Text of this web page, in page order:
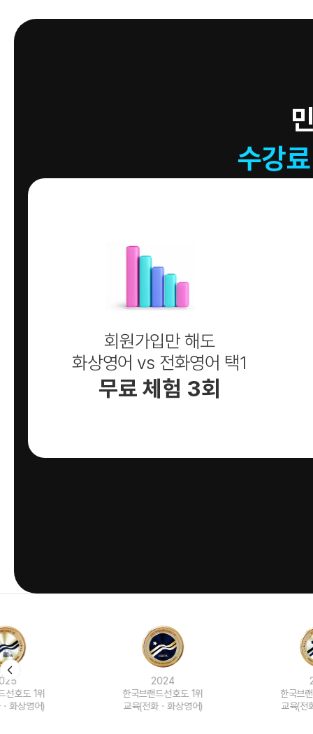
수강
회원가입만 해도
화상영어 vs 전화영어 택1
무료 체험 3회
한국브랜드선호도 1위
교육(전화ㆍ화상영어)
한국브랜드선호도 1위
교육(전화ㆍ화상영어)